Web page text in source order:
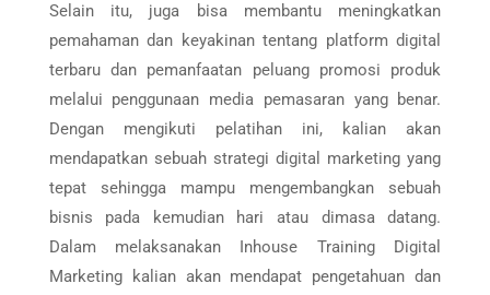
Selain itu, juga bisa membantu meningkatkan
pemahaman dan keyakinan tentang platform digital
terbaru dan pemanfaatan peluang promosi produk
melalui penggunaan media pemasaran yang benar.
Dengan mengikuti pelatihan ini, kalian akan
mendapatkan sebuah strategi digital marketing yang
tepat sehingga mampu mengembangkan sebuah
bisnis pada kemudian hari atau dimasa datang.
Dalam melaksanakan Inhouse Training Digital
Marketing kalian akan mendapat pengetahuan dan